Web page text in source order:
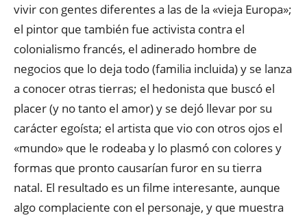
vivir con gentes diferentes a las de la «vieja Europa»;
el pintor que también fue activista contra el
colonialismo francés, el adinerado hombre de
negocios que lo deja todo (familia incluida) y se lanza
a conocer otras tierras; el hedonista que buscó el
placer (y no tanto el amor) y se dejó llevar por su
carácter egoísta; el artista que vio con otros ojos el
«mundo» que le rodeaba y lo plasmó con colores y
formas que pronto causarían furor en su tierra
natal. El resultado es un filme interesante, aunque
algo complaciente con el personaje, y que muestra